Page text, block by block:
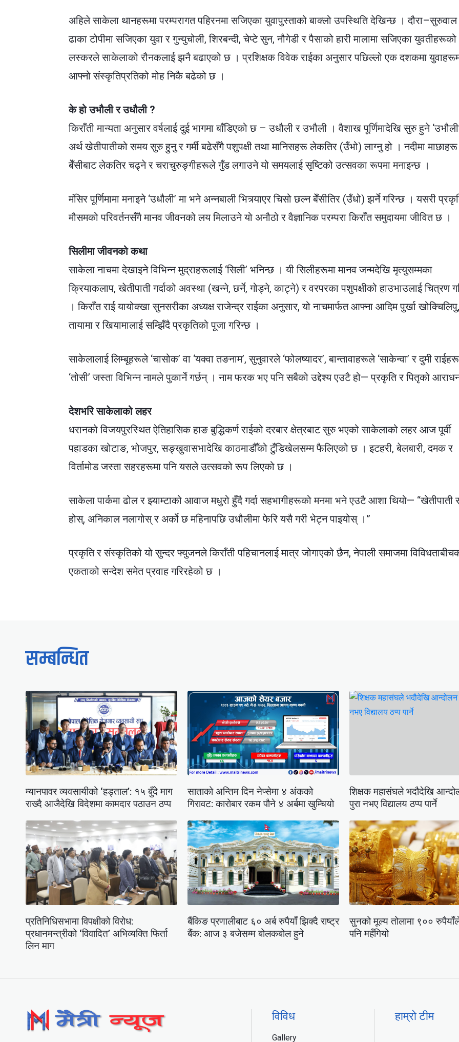
अहिले साकेला थानहरूमा परम्परागत पहिरनमा सजिएका युवापुस्ताको बाक्लो उपस्थिति देखिन्छ । दौरा–सुरुवाल
ढाका टोपीमा सजिएका युवा र गुन्युचोली, शिरबन्दी, चेप्टे सुन, नौगेडी र पैसाको हारी मालामा सजिएका युवतीहरूको
लस्करले साकेलाको रौनकलाई झनै बढाएको छ । प्रशिक्षक विवेक राईका अनुसार पछिल्लो एक दशकमा
आफ्नो संस्कृतिप्रतिको मोह निकै बढेको छ ।
के हो उभौली र उधौली ?
किराँती मान्यता अनुसार वर्षलाई दुई भागमा बाँडिएको छ – उधौली र उभौली । वैशाख पूर्णिमादेखि सुरु हुने
अर्थ खेतीपातीको समय सुरु हुनु र गर्मी बढेसँगै पशुपक्षी तथा मानिसहरू लेकतिर (उँभो) लाग्नु हो । नदीमा माछाहरू
बेँसीबाट लेकतिर चढ्ने र चराचुरुङ्गीहरूले गुँड लगाउने यो समयलाई सृष्टिको उत्सवका रूपमा मनाइन्छ ।
मंसिर पूर्णिमामा मनाइने ‘उधौली’ मा भने अन्नबाली भित्र्याएर चिसो छल्न बेँसीतिर (उँधो) झर्ने गरिन्छ । यसरी
मौसमको परिवर्तनसँगै मानव जीवनको लय मिलाउने यो अनौठो र वैज्ञानिक परम्परा किराँत समुदायमा जीवित छ ।
सिलीमा जीवनको कथा
साकेला नाचमा देखाइने विभिन्न मुद्राहरूलाई ‘सिली’ भनिन्छ । यी सिलीहरूमा मानव जन्मदेखि मृत्युसम्मका
क्रियाकलाप, खेतीपाती गर्दाको अवस्था (खन्ने, छर्ने, गोड्ने, काट्ने) र वरपरका पशुपक्षीको हाउभाउलाई चित्रण
। किराँत राई यायोक्खा सुनसरीका अध्यक्ष राजेन्द्र राईका अनुसार, यो नाचमार्फत आफ्ना आदिम पुर्खा खोक्चिलिपु,
तायामा र खियामालाई सम्झिँदै प्रकृतिको पूजा गरिन्छ ।
साकेलालाई लिम्बूहरूले ‘चासोक’ वा ‘यक्वा तङनाम’, सुनुवारले ‘फोलष्यादर’, बान्तावाहरूले ‘साकेन्वा’ र दुमी
‘तोसी’ जस्ता विभिन्न नामले पुकार्ने गर्छन् । नाम फरक भए पनि सबैको उद्देश्य एउटै हो— प्रकृति र पितृको
देशभरि साकेलाको लहर
धरानको विजयपुरस्थित ऐतिहासिक हाङ बुद्धिकर्ण राईको दरबार क्षेत्रबाट सुरु भएको साकेलाको लहर आज पूर्वी
पहाडका खोटाङ, भोजपुर, सङ्खुवासभादेखि काठमाडौँको टुँडिखेलसम्म फैलिएको छ । इटहरी, बेलबारी, दमक र
विर्तामोड जस्ता सहरहरूमा पनि यसले उत्सवको रूप लिएको छ ।
साकेला पार्कमा ढोल र झ्याम्टाको आवाज मधुरो हुँदै गर्दा सहभागीहरूको मनमा भने एउटै आशा थियो— “खेतीपाती
होस्, अनिकाल नलागोस् र अर्को छ महिनापछि उधौलीमा फेरि यसै गरी भेट्न पाइयोस् ।”
प्रकृति र संस्कृतिको यो सुन्दर फ्युजनले किराँती पहिचानलाई मात्र जोगाएको छैन, नेपाली समाजमा
एकताको सन्देश समेत प्रवाह गरिरहेको छ ।
सम्बन्धित
म्यानपावर व्यवसायीको ‘हड्ताल’: १५ बुँदे माग
राख्दै आजैदेखि विदेशमा कामदार पठाउन ठप्प
साताको अन्तिम दिन नेप्सेमा ४ अंकको
गिरावट: कारोबार रकम पौने ४ अर्बमा खुम्चियो
शिक्षक महासंघले भदौदेखि
पुरा नभए विद्यालय ठप्प पार्ने
प्रतिनिधिसभामा विपक्षीको विरोध:
प्रधानमन्त्रीको ‘विवादित’ अभिव्यक्ति फिर्ता
लिन माग
बैंकिङ प्रणालीबाट ६० अर्ब रुपैयाँ झिक्दै राष्ट्र
बैंक: आज ३ बजेसम्म बोलकबोल हुने
सुनको मूल्य तोलामा ९००
पनि महँगियो
विविध
Gallery
हाम्रो टीम